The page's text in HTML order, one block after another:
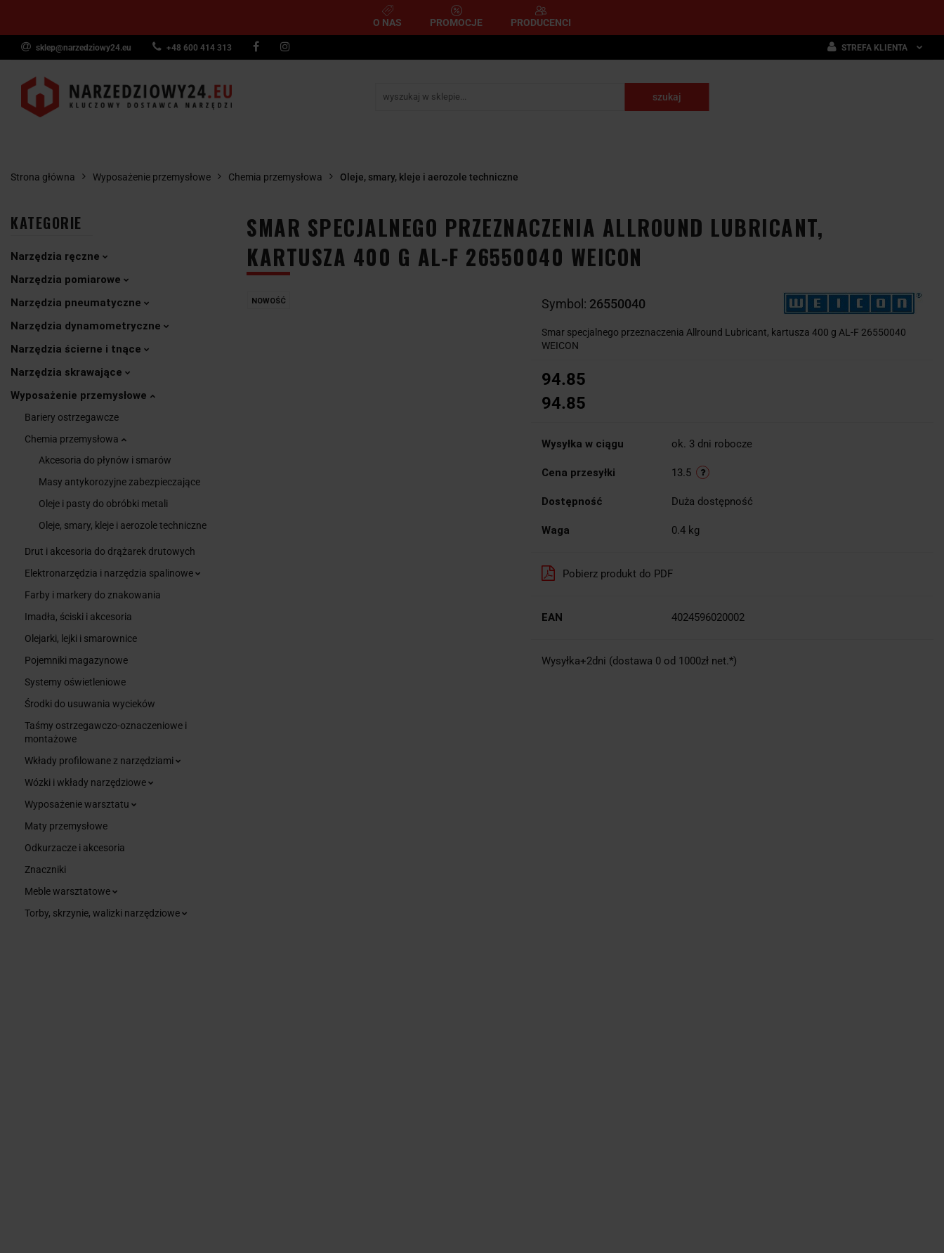
O NAS PROMOCJE PRODUCENCI
sklep@narzedziowy24.eu +48 600 414 313 STREFA KLIENTA
Narzędzia ręczne Narzędzia pomiarowe Narzędzia pneumatyczne
Narzędzia dynamometryczne Narzędzia skrawające
Strona główna Wyposażenie przemysłowe Chemia przemysłowa Oleje, smary, kleje i aerozole techniczne
KATEGORIE
Narzędzia ręczne
Narzędzia pomiarowe
Narzędzia pneumatyczne
Narzędzia dynamometryczne
Narzędzia ścierne i tnące
Narzędzia skrawające
Wyposażenie przemysłowe
Bariery ostrzegawcze
Chemia przemysłowa
Akcesoria do płynów i smarów
Masy antykorozyjne zabezpieczające
Oleje i pasty do obróbki metali
Oleje, smary, kleje i aerozole techniczne
Drut i akcesoria do drążarek drutowych
Elektronarzędzia i narzędzia spalinowe
Farby i markery do znakowania
Imadła, ściski i akcesoria
Olejarki, lejki i smarownice
Pojemniki magazynowe
Systemy oświetleniowe
Środki do usuwania wycieków
Taśmy ostrzegawczo-oznaczeniowe i
montażowe
Wkłady profilowane z narzędziami
Wózki i wkłady narzędziowe
Wyposażenie warsztatu
Maty przemysłowe
Odkurzacze i akcesoria
Znaczniki
Meble warsztatowe
Torby, skrzynie, walizki narzędziowe
SMAR SPECJALNEGO PRZEZNACZENIA ALLROUND LUBRICANT,
KARTUSZA 400 G AL-F 26550040 WEICON
NOWOŚĆ Symbol: 26550040
Smar specjalnego przeznaczenia Allround Lubricant, kartusza 400 g AL-F 26550040
WEICON
94.85
94.85
Wysyłka w ciągu ok. 3 dni robocze
Cena przesyłki 13.5
Dostępność Duża dostępność
Waga 0.4 kg
Pobierz produkt do PDF
EAN 4024596020002
Wysyłka+2dni (dostawa 0 od 1000zł net.*)